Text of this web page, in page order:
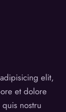
elit,
et dolore
nostru